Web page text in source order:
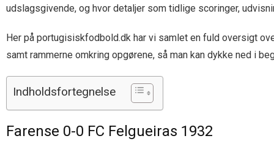
udslagsgivende, og hvor detaljer som tidlige scoringer,
Her på portugisiskfodbold.dk har vi samlet en fuld oversigt
samt rammerne omkring opgørene, så man kan dykke ned i
Indholdsfortegnelse
Farense 0-0 FC Felgueiras 1932